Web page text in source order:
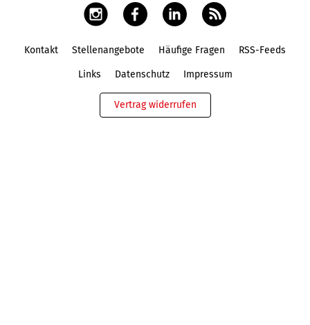
Kontakt Stellenangebote Häufige Fragen RSS-Feeds
Links Datenschutz Impressum
Vertrag widerrufen